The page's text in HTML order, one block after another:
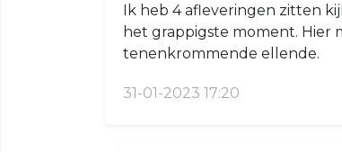
Ik heb 4 afleveringen zitten
het grappigste moment. Hier
tenenkrommende ellende.
31-01-2023 17:20